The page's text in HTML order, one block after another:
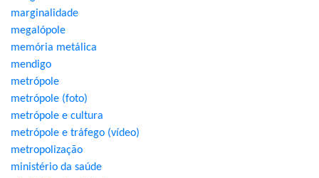
marginalidade
megalópole
memória metálica
mendigo
metrópole
metrópole (foto)
metrópole e cultura
metrópole e tráfego (vídeo)
metropolização
ministério da saúde